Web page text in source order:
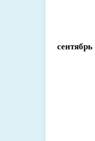
сентябрь